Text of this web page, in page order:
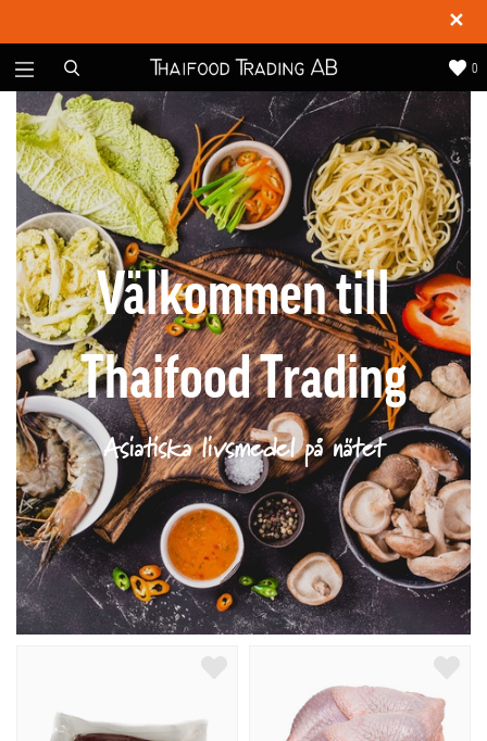
✕
0
Välkommen till
Thaifood Trading
Asiatiska livsmedel på nätet